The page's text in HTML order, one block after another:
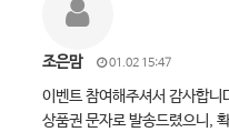
조은맘 01.02 15:47
이벤트 참여해주셔서 감사합니
상품권 문자로 발송드렸으니,